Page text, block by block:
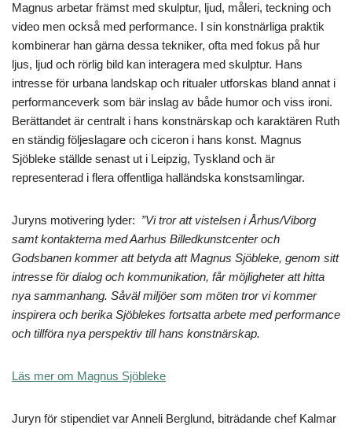
Magnus arbetar främst med skulptur, ljud, måleri, teckning och
video men också med performance. I sin konstnärliga praktik
kombinerar han gärna dessa tekniker, ofta med fokus på hur
ljus, ljud och rörlig bild kan interagera med skulptur. Hans
intresse för urbana landskap och ritualer utforskas bland annat i
performanceverk som bär inslag av både humor och viss ironi.
Berättandet är centralt i hans konstnärskap och karaktären Ruth
en ständig följeslagare och ciceron i hans konst. Magnus
Sjöbleke ställde senast ut i Leipzig, Tyskland och är
representerad i flera offentliga halländska konstsamlingar.
Juryns motivering lyder: ”Vi tror att vistelsen i Århus/Viborg
samt kontakterna med Aarhus Billedkunstcenter och
Godsbanen kommer att betyda att Magnus Sjöbleke, genom sitt
intresse för dialog och kommunikation, får möjligheter att hitta
nya sammanhang. Såväl miljöer som möten tror vi kommer
inspirera och berika Sjöblekes fortsatta arbete med performance
och tillföra nya perspektiv till hans konstnärskap.
Läs mer om Magnus Sjöbleke
Juryn för stipendiet var Anneli Berglund, biträdande chef Kalmar